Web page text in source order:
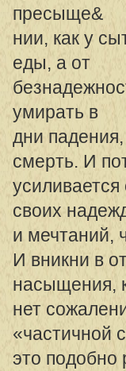
пресыще&
нии, как у
еды, а от
умирать в
дни
смерть. И
усиливается
своих
и мечтаний,
И вникни в
насыщения,
нет
«частичной
это подобно